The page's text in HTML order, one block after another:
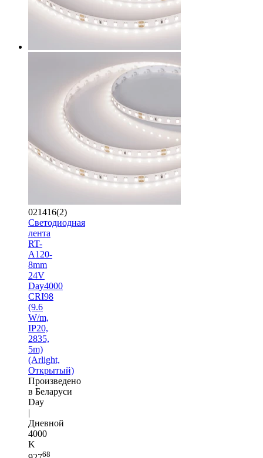
021416(2)
Светодиодная
лента
RT-
A120-
8mm
24V
Day4000
CRI98
(9.6
W/m,
IP20,
2835,
5m)
(Arlight,
Открытый)
Произведено
в Беларуси
Day
|
Дневной
4000
K
68